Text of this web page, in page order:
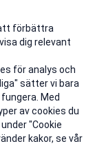
förbättra
dig relevant
för analys och
sätter vi bara
Med
av cookies du
"Cookie
kakor, se vår